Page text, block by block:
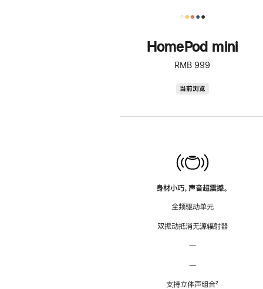
HomePod mini
RMB 999
当前浏览
身材小巧，声音超震撼。
全频驱动单元
双振动抵消无源辐射器
—
—
支持立体声组合脚
²